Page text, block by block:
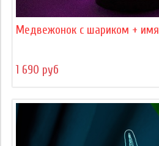
Медвежонок с шариком + имя
1 690 руб